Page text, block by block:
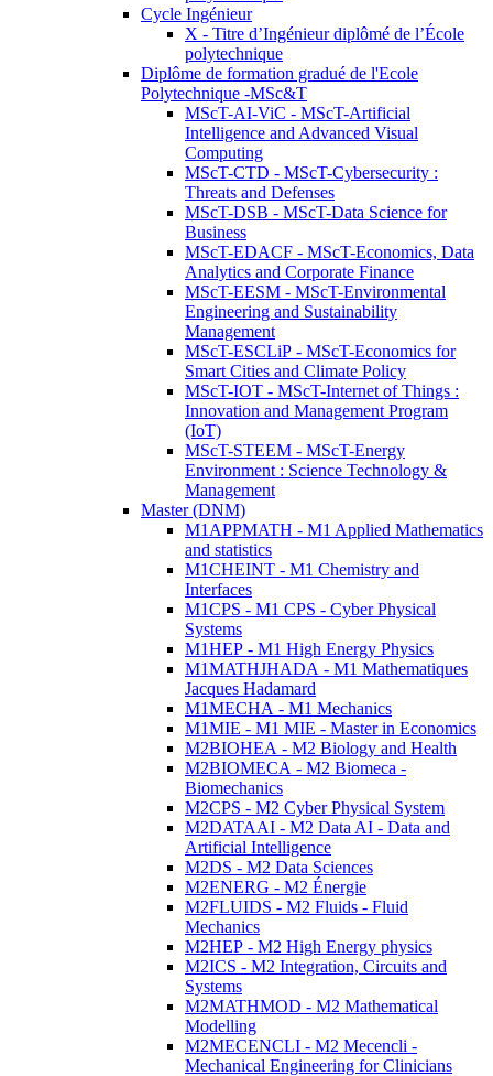
Cycle Ingénieur
X - Titre d’Ingénieur diplômé de l’École
polytechnique
Diplôme de formation gradué de l'Ecole
Polytechnique -MSc&T
MScT-AI-ViC - MScT-Artificial
Intelligence and Advanced Visual
Computing
MScT-CTD - MScT-Cybersecurity :
Threats and Defenses
MScT-DSB - MScT-Data Science for
Business
MScT-EDACF - MScT-Economics, Data
Analytics and Corporate Finance
MScT-EESM - MScT-Environmental
Engineering and Sustainability
Management
MScT-ESCLiP - MScT-Economics for
Smart Cities and Climate Policy
MScT-IOT - MScT-Internet of Things :
Innovation and Management Program
(IoT)
MScT-STEEM - MScT-Energy
Environment : Science Technology &
Management
Master (DNM)
M1APPMATH - M1 Applied Mathematics
and statistics
M1CHEINT - M1 Chemistry and
Interfaces
M1CPS - M1 CPS - Cyber Physical
Systems
M1HEP - M1 High Energy Physics
M1MATHJHADA - M1 Mathematiques
Jacques Hadamard
M1MECHA - M1 Mechanics
M1MIE - M1 MIE - Master in Economics
M2BIOHEA - M2 Biology and Health
M2BIOMECA - M2 Biomeca -
Biomechanics
M2CPS - M2 Cyber Physical System
M2DATAAI - M2 Data AI - Data and
Artificial Intelligence
M2DS - M2 Data Sciences
M2ENERG - M2 Énergie
M2FLUIDS - M2 Fluids - Fluid
Mechanics
M2HEP - M2 High Energy physics
M2ICS - M2 Integration, Circuits and
Systems
M2MATHMOD - M2 Mathematical
Modelling
M2MECENCLI - M2 Mecencli -
Mechanical Engineering for Clinicians